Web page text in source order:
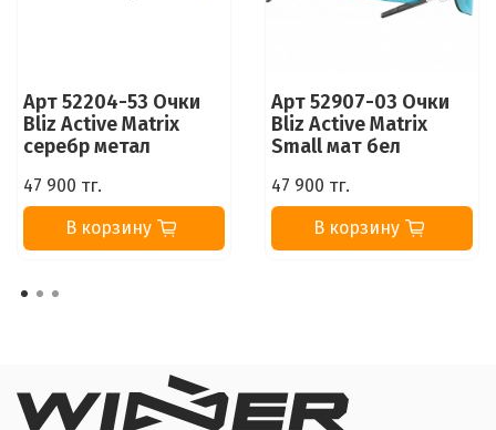
Арт 52204-53 Очки
Bliz Active Matrix
серебр метал
47 900 тг.
В корзину
Арт 52907-03 Очки
Bliz Active Matrix
Small мат бел
47 900 тг.
В корзину